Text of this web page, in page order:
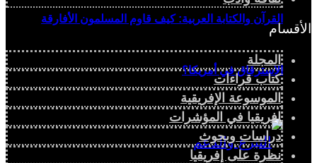
القرآن والكتابة العربية: كيف قاوم المسلمون الأفارقة
الاسترقاق في أمريكا؟
الأقسام
المجلة
كتاب قراءات
الموسوعة الإفريقية
إفريقيا في المؤشرات
دراسات وبحوث
نظرة على إفريقيا